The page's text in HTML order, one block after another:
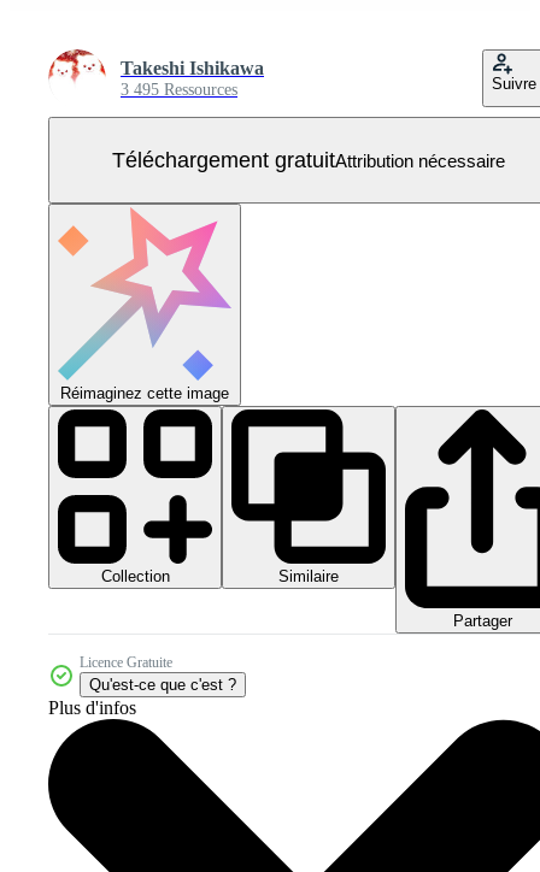
Takeshi Ishikawa
3 495 Ressources Suivre
Téléchargement gratuitAttribution nécessaire
Réimaginez cette image
Collection Similaire
Partager
Licence Gratuite
Qu'est-ce que c'est ?
Plus d'infos